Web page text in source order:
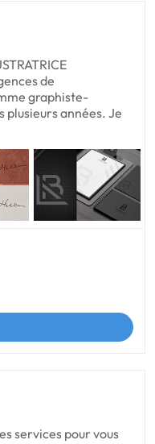
de
graphiste-
années. Je
services pour vous